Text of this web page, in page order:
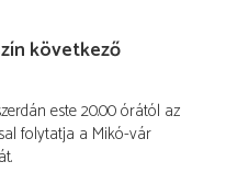
következő
este 20.00 órától az
folytatja a Mikó-vár